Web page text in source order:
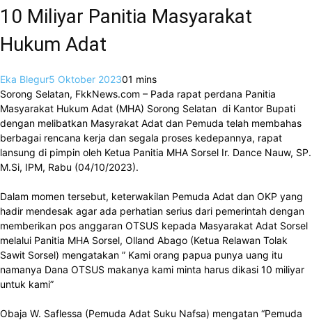
10 Miliyar Panitia Masyarakat
Hukum Adat
Eka Blegur5 Oktober 202301 mins
Sorong Selatan, FkkNews.com – Pada rapat perdana Panitia
Masyarakat Hukum Adat (MHA) Sorong Selatan di Kantor Bupati
dengan melibatkan Masyrakat Adat dan Pemuda telah membahas
berbagai rencana kerja dan segala proses kedepannya, rapat
lansung di pimpin oleh Ketua Panitia MHA Sorsel Ir. Dance Nauw, SP.
M.Si, IPM, Rabu (04/10/2023).
Dalam momen tersebut, keterwakilan Pemuda Adat dan OKP yang
hadir mendesak agar ada perhatian serius dari pemerintah dengan
memberikan pos anggaran OTSUS kepada Masyarakat Adat Sorsel
melalui Panitia MHA Sorsel, Olland Abago (Ketua Relawan Tolak
Sawit Sorsel) mengatakan ” Kami orang papua punya uang itu
namanya Dana OTSUS makanya kami minta harus dikasi 10 miliyar
untuk kami”
Obaja W. Saflessa (Pemuda Adat Suku Nafsa) mengatan “Pemuda